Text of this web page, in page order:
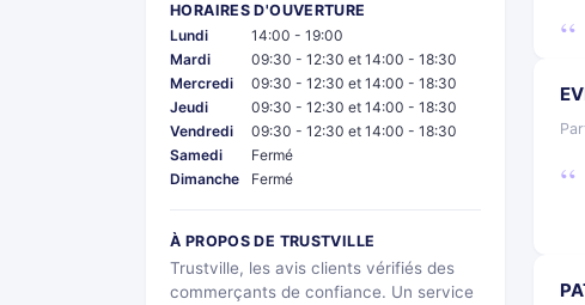
HORAIRES D'OUVERTURE
Lundi
14:00 - 19:00
Mardi
09:30 - 12:30 et 14:00 - 18:30
Mercredi
09:30 - 12:30 et 14:00 - 18:30
Jeudi
09:30 - 12:30 et 14:00 - 18:30
Vendredi
09:30 - 12:30 et 14:00 - 18:30
Samedi
Fermé
Dimanche
Fermé
À PROPOS DE TRUSTVILLE
Trustville, les avis clients vérifiés des
commerçants de confiance. Un service